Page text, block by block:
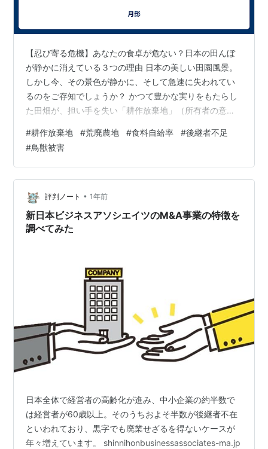
【忍び寄る危機】あなたの食卓が危ない？日本の田んぼ
が静かに消えている３つの理由 日本の美しい田園風景。
しかし今、その景色が静かに、そして急速に失われてい
るのをご存知でしょうか？ かつて豊かな実りをもたらし
た田畑が、担い手を失い「耕作放棄地」（所有者の意向
データ）として荒れ果てています。その深刻さは増し、
荒廃した農地の面積は、今や滋賀県の面積に匹敵するま
でになっています。 この問題は、単に「田舎の景色が悪
くなる」だけではありません。私たちの食料自給率を脅
かし、災害への備えを弱め、国土そのものを蝕む深刻な
危機なのです。 この記事では、なぜ日本の農地…
#耕作放棄地 #荒廃農地 #食料自給率 #後継者不足
#鳥獣被害
評判ノート • 1年前
新日本ビジネスアソシエイツのM&A事業の特徴を
調べてみた
日本全体で経営者の高齢化が進み、中小企業の約半数で
は経営者が60歳以上。そのうちおよそ半数が後継者不在
といわれており、黒字でも廃業せざるを得ないケースが
年々増えています。 shinnihonbusinessassociates-ma.jp